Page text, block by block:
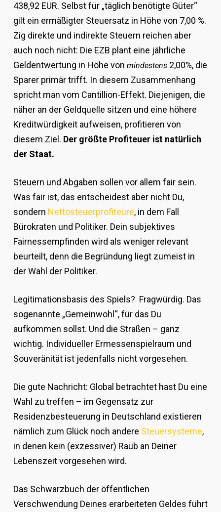
438,92 EUR. Selbst für „täglich benötigte Güter“
gilt ein ermäßigter Steuersatz in Höhe von 7,00 %.
Zig direkte und indirekte Steuern reichen aber
auch noch nicht: Die EZB plant eine jährliche
Geldentwertung in Höhe von mindestens 2,00%, die
Sparer primär trifft. In diesem Zusammenhang
spricht man vom Cantillion-Effekt. Diejenigen, die
näher an der Geldquelle sitzen und eine höhere
Kreditwürdigkeit aufweisen, profitieren von
diesem Ziel. Der größte Profiteuer ist natürlich
der Staat.
Steuern und Abgaben sollen vor allem fair sein.
Was fair ist, das entscheidest aber nicht Du,
sondern Nettosteuerprofiteure, in dem Fall
Bürokraten und Politiker. Dein subjektives
Fairnessempfinden wird als weniger relevant
beurteilt, denn die Begründung liegt zumeist in
der Wahl der Politiker.
Legitimationsbasis des Spiels? Fragwürdig. Das
sogenannte „Gemeinwohl“, für das Du
aufkommen sollst. Und die Straßen – ganz
wichtig. Individueller Ermessenspielraum und
Souveränität ist jedenfalls nicht vorgesehen.
Die gute Nachricht: Global betrachtet hast Du eine
Wahl zu treffen – im Gegensatz zur
Residenzbesteuerung in Deutschland existieren
nämlich zum Glück noch andere Steuersysteme,
in denen kein (exzessiver) Raub an Deiner
Lebenszeit vorgesehen wird.
Das Schwarzbuch der öffentlichen
Verschwendung Deines erarbeiteten Geldes führt